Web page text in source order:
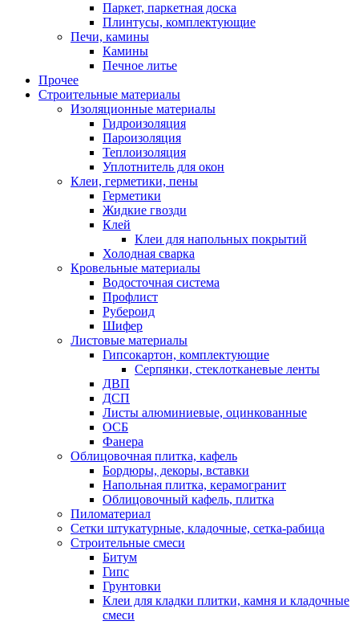
Паркет, паркетная доска
Плинтусы, комплектующие
Печи, камины
Камины
Печное литье
Прочее
Строительные материалы
Изоляционные материалы
Гидроизоляция
Пароизоляция
Теплоизоляция
Уплотнитель для окон
Клеи, герметики, пены
Герметики
Жидкие гвозди
Клей
Клеи для напольных покрытий
Холодная сварка
Кровельные материалы
Водосточная система
Профлист
Рубероид
Шифер
Листовые материалы
Гипсокартон, комплектующие
Серпянки, стеклотканевые ленты
ДВП
ДСП
Листы алюминиевые, оцинкованные
ОСБ
Фанера
Облицовочная плитка, кафель
Бордюры, декоры, вставки
Напольная плитка, керамогранит
Облицовочный кафель, плитка
Пиломатериал
Сетки штукатурные, кладочные, сетка-рабица
Строительные смеси
Битум
Гипс
Грунтовки
Клеи для кладки плитки, камня и кладочные
смеси